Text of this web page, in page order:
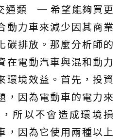
通類 ─ 希望能夠買更
動力車來減少因其商業
碳排放。那麼分析師的
在電動汽車與混和動力
環境效益。首先，投資
，因為電動車的電力來
所以不會造成環境損
，因為它使用兩種以上